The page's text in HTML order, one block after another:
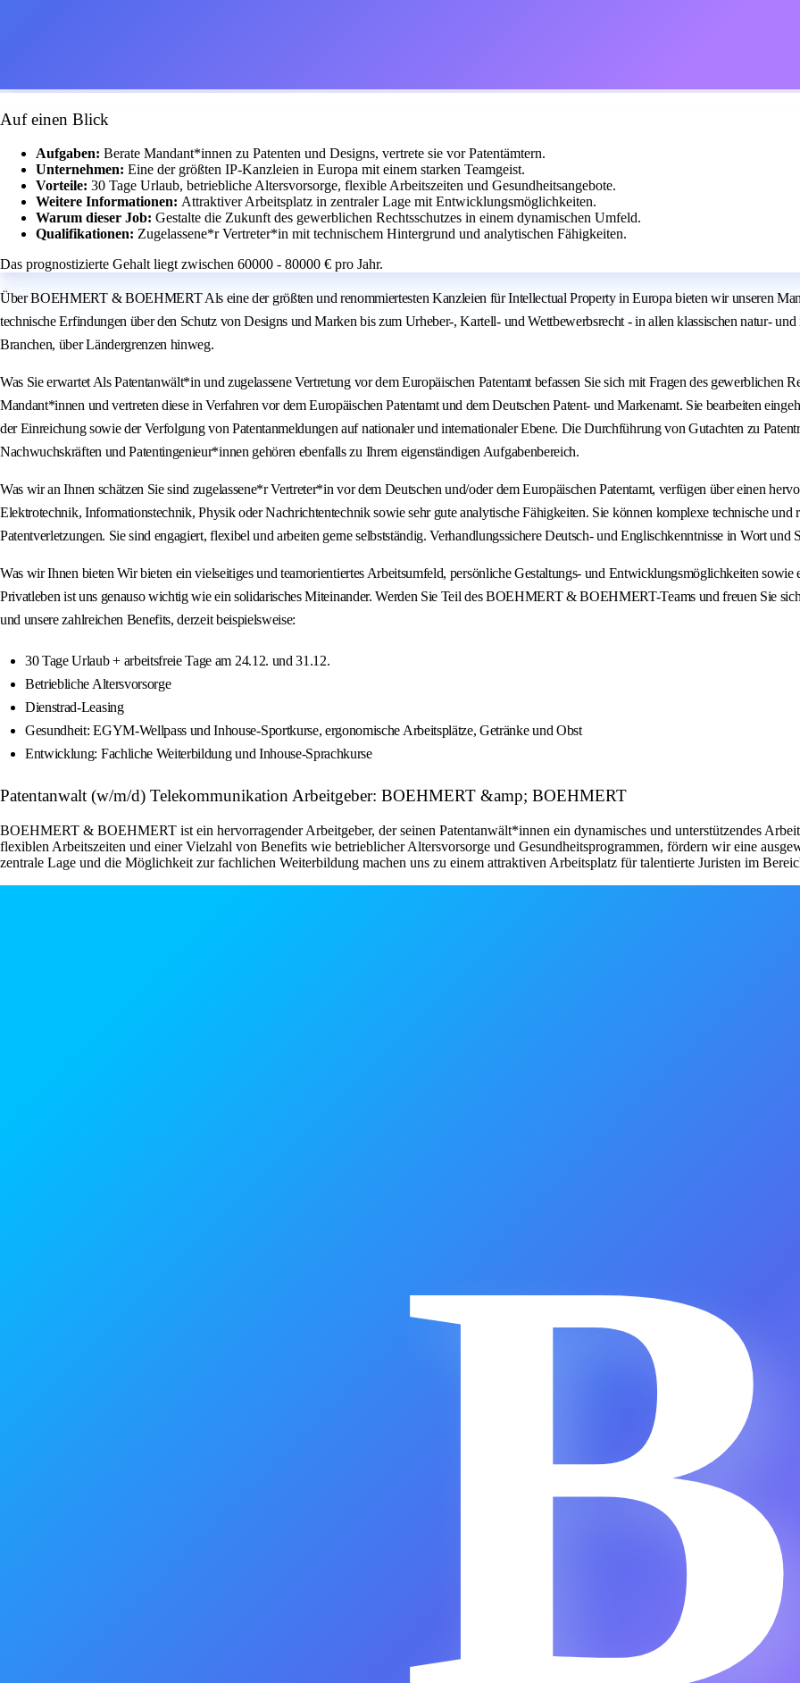
Auf einen Blick
Aufgaben: Berate Mandant*innen zu Patenten und Designs, vertrete sie vor Patentämtern.
Unternehmen: Eine der größten IP-Kanzleien in Europa mit einem starken Teamgeist.
Vorteile: 30 Tage Urlaub, betriebliche Altersvorsorge, flexible Arbeitszeiten und Gesundheitsangebote.
Weitere Informationen: Attraktiver Arbeitsplatz in zentraler Lage mit Entwicklungsmöglichkeiten.
Warum dieser Job: Gestalte die Zukunft des gewerblichen Rechtsschutzes in einem dynamischen Umfeld.
Qualifikationen: Zugelassene*r Vertreter*in mit technischem Hintergrund und analytischen Fähigkeiten.
Das prognostizierte Gehalt liegt zwischen 60000 - 80000 € pro Jahr.
Über BOEHMERT & BOEHMERT Als eine der größten und renommiertesten Kanzleien für Intellectual Property in Europa bieten wir unseren
technische Erfindungen über den Schutz von Designs und Marken bis zum Urheber-, Kartell- und Wettbewerbsrecht - in allen klassischen natur-
Branchen, über Ländergrenzen hinweg.
Was Sie erwartet Als Patentanwält*in und zugelassene Vertretung vor dem Europäischen Patentamt befassen Sie sich mit Fragen des gewerblichen
Mandant*innen und vertreten diese in Verfahren vor dem Europäischen Patentamt und dem Deutschen Patent- und Markenamt. Sie bearbeiten
der Einreichung sowie der Verfolgung von Patentanmeldungen auf nationaler und internationaler Ebene. Die Durchführung von Gutachten zu
Nachwuchskräften und Patentingenieur*innen gehören ebenfalls zu Ihrem eigenständigen Aufgabenbereich.
Was wir an Ihnen schätzen Sie sind zugelassene*r Vertreter*in vor dem Deutschen und/oder dem Europäischen Patentamt, verfügen über einen
Elektrotechnik, Informationstechnik, Physik oder Nachrichtentechnik sowie sehr gute analytische Fähigkeiten. Sie können komplexe technische und
Patentverletzungen. Sie sind engagiert, flexibel und arbeiten gerne selbstständig. Verhandlungssichere Deutsch- und Englischkenntnisse in Wort
Was wir Ihnen bieten Wir bieten ein vielseitiges und teamorientiertes Arbeitsumfeld, persönliche Gestaltungs- und Entwicklungsmöglichkeiten
Privatleben ist uns genauso wichtig wie ein solidarisches Miteinander. Werden Sie Teil des BOEHMERT & BOEHMERT-Teams und freuen Sie
und unsere zahlreichen Benefits, derzeit beispielsweise:
30 Tage Urlaub + arbeitsfreie Tage am 24.12. und 31.12.
Betriebliche Altersvorsorge
Dienstrad-Leasing
Gesundheit: EGYM-Wellpass und Inhouse-Sportkurse, ergonomische Arbeitsplätze, Getränke und Obst
Entwicklung: Fachliche Weiterbildung und Inhouse-Sprachkurse
Patentanwalt (w/m/d) Telekommunikation Arbeitgeber: BOEHMERT &amp; BOEHMERT
BOEHMERT & BOEHMERT ist ein hervorragender Arbeitgeber, der seinen Patentanwält*innen ein dynamisches und unterstützendes
flexiblen Arbeitszeiten und einer Vielzahl von Benefits wie betrieblicher Altersvorsorge und Gesundheitsprogrammen, fördern wir eine
zentrale Lage und die Möglichkeit zur fachlichen Weiterbildung machen uns zu einem attraktiven Arbeitsplatz für talentierte Juristen im
B